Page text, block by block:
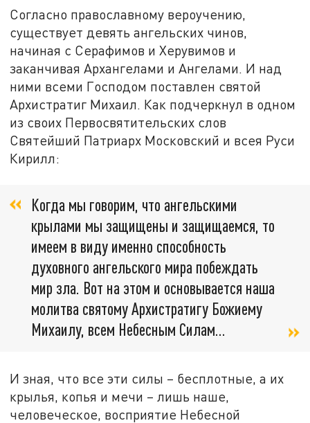
Согласно православному вероучению,
существует девять ангельских чинов,
начиная с Серафимов и Херувимов и
заканчивая Архангелами и Ангелами. И над
ними всеми Господом поставлен святой
Архистратиг Михаил. Как подчеркнул в одном
из своих Первосвятительских слов
Святейший Патриарх Московский и всея Руси
Кирилл:
Когда мы говорим, что ангельскими
крылами мы защищены и защищаемся, то
имеем в виду именно способность
духовного ангельского мира побеждать
мир зла. Вот на этом и основывается наша
молитва святому Архистратигу Божиему
Михаилу, всем Небесным Силам...
И зная, что все эти силы – бесплотные, а их
крылья, копья и мечи – лишь наше,
человеческое, восприятие Небесной